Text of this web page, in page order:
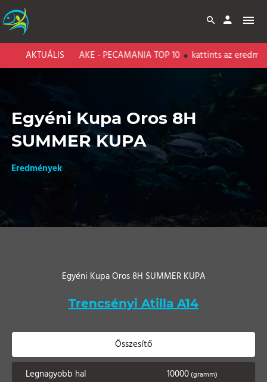
AKTUÁLIS
BARI CARP LAKE - PECAMANIA TOP 10 kattints az
Egyéni Kupa Oros 8H
SUMMER KUPA
Eredmények
Egyéni Kupa Oros 8H SUMMER KUPA
Trencsényi Atilla A14
Összesítő
Legnagyobb hal 10000(gramm)